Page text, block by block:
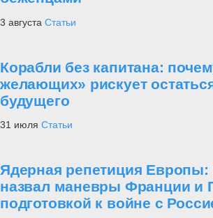
3 августа Статьи
Корабли без капитана:
желающих» рискует
будущего
31 июля Статьи
Ядерная репетиция Европы:
назвал маневры Франции и
подготовкой к войне с